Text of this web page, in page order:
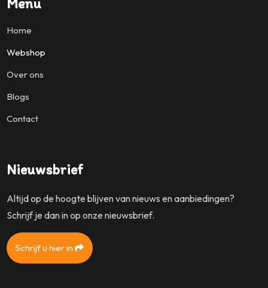
Menu
Home
Webshop
Over ons
Blogs
Contact
Nieuwsbrief
Altijd op de hoogte blijven van nieuws en aanbiedingen?
Schrijf je dan in op onze nieuwsbrief.
Schrijf u hier in